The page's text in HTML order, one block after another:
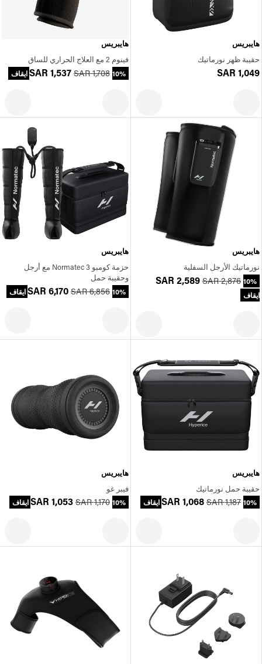
هايبريس
حقيبة ظهر نورماتيك
SAR 1,049
هايبريس
فينوم 2 مع العلاج الحراري للساق
SAR 1,537 SAR 1,708 10% ايقاف
هايبريس
نورماتيك الأرجل السفلية
SAR 2,589 SAR 2,876 10%
ايقاف
هايبريس
حزمة كومبو Normatec 3 مع أرجل
وحقيبة حمل
SAR 6,170 SAR 6,856 10% ايقاف
هايبريس
حقيبة حمل نورماتيك
SAR 1,068 SAR 1,187 10% ايقاف
هايبريس
فيبر غو
SAR 1,053 SAR 1,170 10% ايقاف